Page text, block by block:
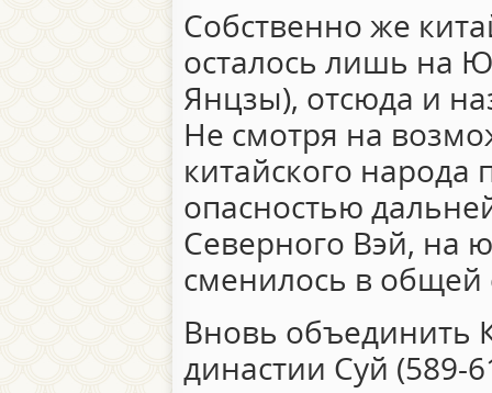
Собственно же
осталось лишь на
Янцзы), отсюда и
Не смотря на
китайского народа
опасностью
Северного Вэй, на
сменилось в общей
Вновь объединить
династии Суй (589-